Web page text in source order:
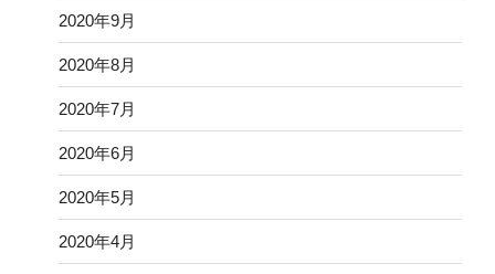
2020年9月
2020年8月
2020年7月
2020年6月
2020年5月
2020年4月